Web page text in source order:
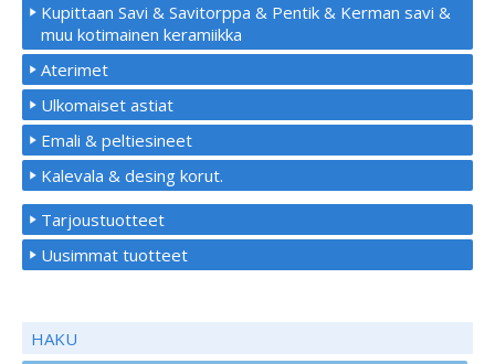
Kupittaan Savi & Savitorppa & Pentik & Kerman savi &
muu kotimainen keramiikka
Aterimet
Ulkomaiset astiat
Emali & peltiesineet
Kalevala & desing korut.
Tarjoustuotteet
Uusimmat tuotteet
HAKU